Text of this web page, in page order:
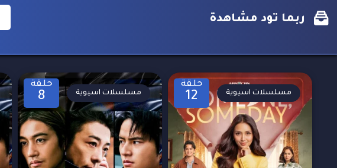
ربما تود مشاهدة
حلقة
12 مسلسلات اسيوية
حلقة
8 مسلسلات اسيوية